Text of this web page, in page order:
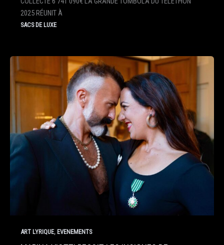
2025 RÉUNIT À
SACS DE LUXE
ART LYRIQUE, EVENEMENTS